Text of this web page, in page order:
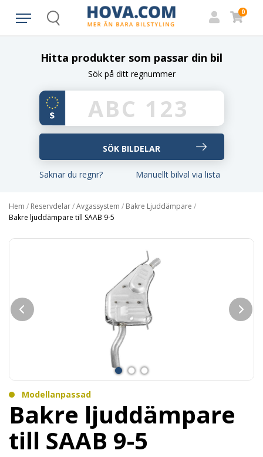
Search
0
Hitta produkter som passar din bil
Sök på ditt regnummer
Saknar du regnr? Manuellt bilval via lista
Hem / Reservdelar/Avgassystem / Bakre Ljuddämpare /
Bakre ljuddämpare till SAAB 9-5
Modellanpassad
Bakre ljuddämpare
till SAAB 9-5